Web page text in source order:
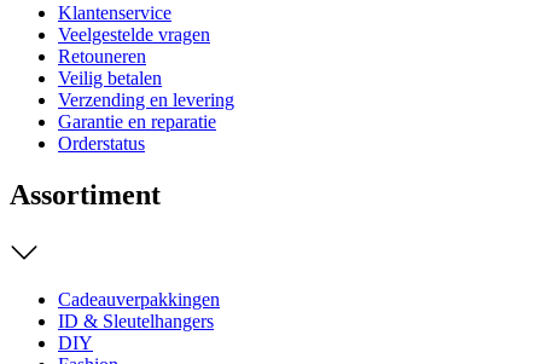
Klantenservice
Veelgestelde vragen
Retouneren
Veilig betalen
Verzending en levering
Garantie en reparatie
Orderstatus
Assortiment
Cadeauverpakkingen
ID & Sleutelhangers
DIY